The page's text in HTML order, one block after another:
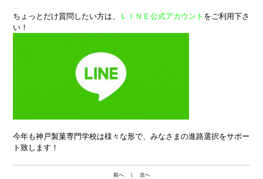
ちょっとだけ質問したい方は、 ＬＩＮＥ公式アカウント をご利用下さ
い！
今年も神戸製菓専門学校は様々な形で、みなさまの進路選択をサポー
ト致します！
前へ｜ 次へ